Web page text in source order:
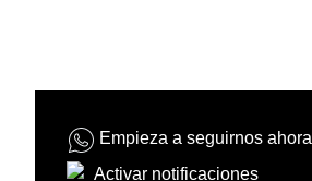
Empieza a seguirnos ahora
Activar notificaciones